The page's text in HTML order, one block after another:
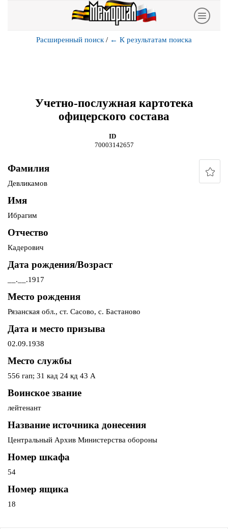
Расширенный поиск / ← К результатам поиска
Учетно-послужная картотека
офицерского состава
ID
70003142657
Фамилия
Девликамов
Имя
Ибрагим
Отчество
Кадерович
Дата рождения/Возраст
__.__.1917
Место рождения
Рязанская обл., ст. Сасово, с. Бастаново
Дата и место призыва
02.09.1938
Место службы
556 гап; 31 кад 24 кд 43 А
Воинское звание
лейтенант
Название источника донесения
Центральный Архив Министерства обороны
Номер шкафа
54
Номер ящика
18